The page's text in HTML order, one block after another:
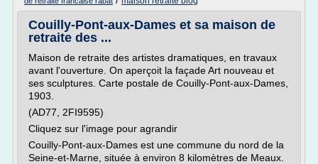
Couilly-Pont-aux-Dames et sa maison de
retraite des ...
Maison de retraite des artistes dramatiques, en travaux
avant l'ouverture. On aperçoit la façade Art nouveau et
ses sculptures. Carte postale de Couilly-Pont-aux-Dames,
1903.
(AD77, 2FI9595)
Cliquez sur l'image pour agrandir
Couilly-Pont-aux-Dames est une commune du nord de la
Seine-et-Marne, située à environ 8 kilomètres de Meaux.